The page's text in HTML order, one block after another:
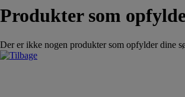
Produkter som
Der er ikke nogen produkter som opfylder dine